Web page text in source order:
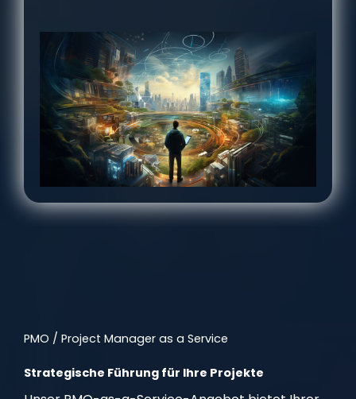
PMO / Project Manager as a Service
Strategische Führung für Ihre Projekte